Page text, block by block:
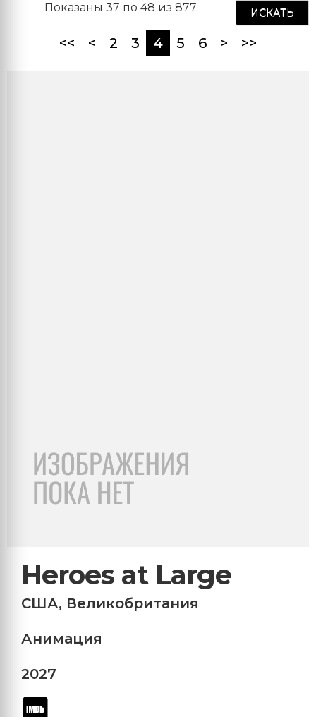
ИСКАТЬ
Показаны 37 по 48 из 877.
<< < 2 3 4(current)
5 6 > >>
Heroes at Large
США, Великобритания
Анимация
2027